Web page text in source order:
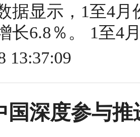
据显示，1至4月
长6.8％。 1至4
13:37:09
国深度参与